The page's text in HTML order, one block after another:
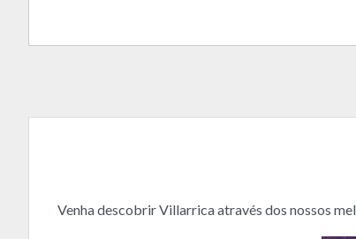
Venha descobrir Villarrica através dos nossos